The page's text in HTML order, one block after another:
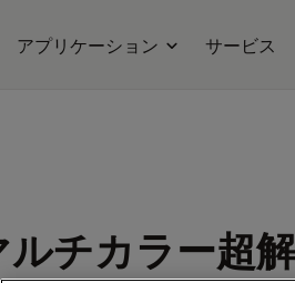
アプリケーション サービス
ルチカラー超